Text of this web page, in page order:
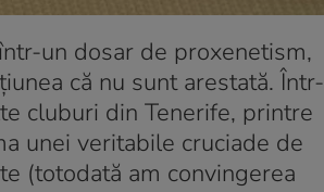
un dosar de proxenetism,
că nu sunt arestată. Într-
cluburi din Tenerife, printre
unei veritabile cruciade de
(totodată am convingerea